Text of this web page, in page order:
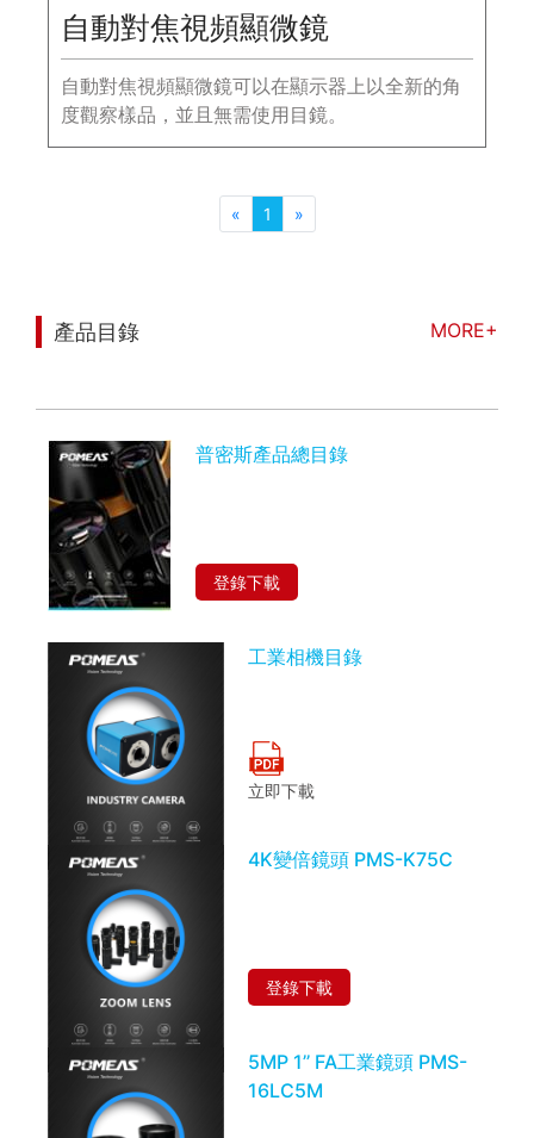
自動對焦視頻顯微鏡
自動對焦視頻顯微鏡可以在顯示器上以全新的角
度觀察樣品，並且無需使用目鏡。
« 1 »
產品目錄
MORE+
普密斯產品總目錄
登錄下載
工業相機目錄
立即下載
4K變倍鏡頭 PMS-K75C
登錄下載
5MP 1’’ FA工業鏡頭 PMS-
16LC5M